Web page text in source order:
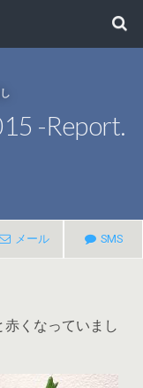
-report.
メール SMS
くなっていまし